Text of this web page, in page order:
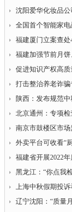
沈阳爱华化妆品公
全国首个智能家
福建厦门立案查
福建加强节前月
促进知识产权高
打击整治养老诈骗专项行
陕西：发布规范
北京通州：专项
南京市鼓楼区市
外卖平台可收看“厨
福建省开展2022
黑龙江：“你点我
上海中秋假期投
辽宁沈阳：“质量